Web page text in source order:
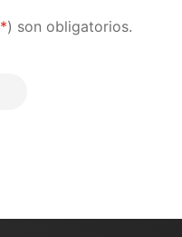
*) son obligatorios.